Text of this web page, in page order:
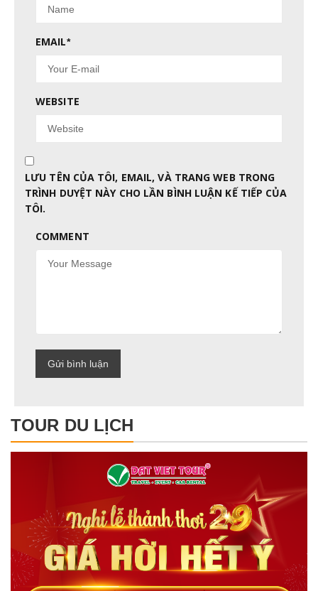
EMAIL*
WEBSITE
LƯU TÊN CỦA TÔI, EMAIL, VÀ TRANG WEB TRONG
TRÌNH DUYỆT NÀY CHO LẦN BÌNH LUẬN KẾ TIẾP CỦA
TÔI.
COMMENT
TOUR DU LỊCH